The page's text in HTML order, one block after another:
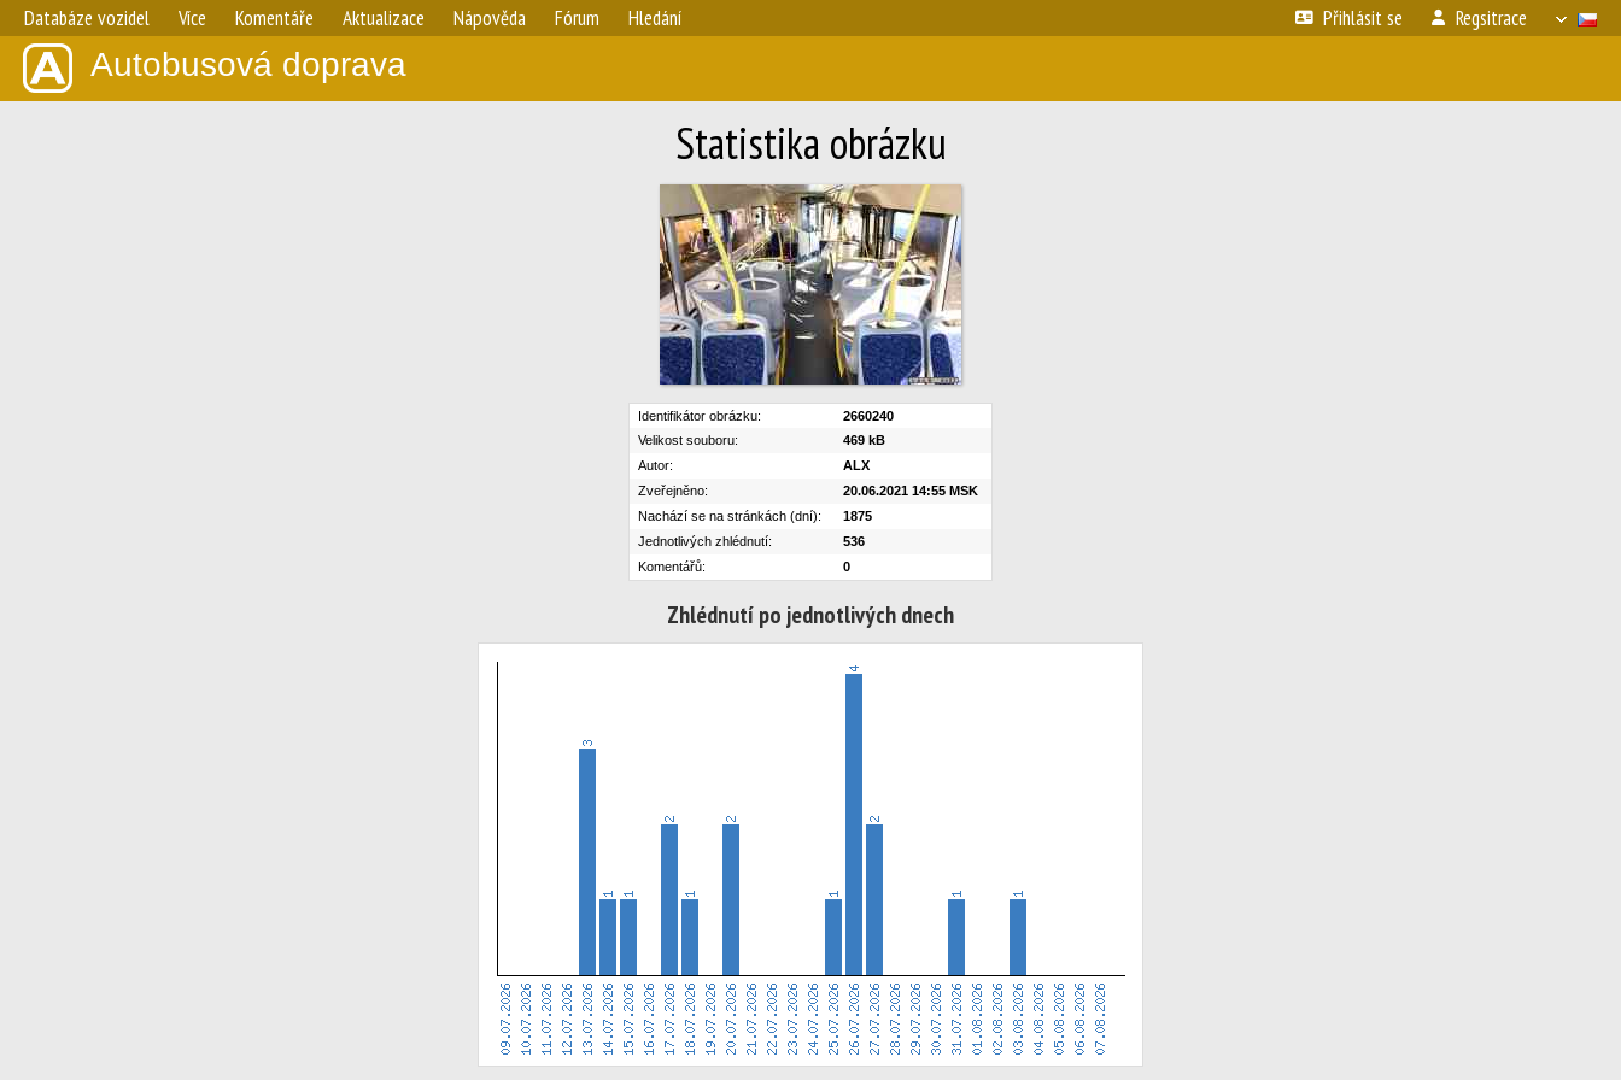
Databáze vozidel Více Komentáře Aktualizace Nápověda Fórum Hledání Přihlásit se Regsitrace
Autobusová doprava
Statistika obrázku
Identifikátor obrázku:
2660240
Velikost souboru:
469 kB
Autor:
ALX
Zveřejněno:
20.06.2021 14:55 MSK
Nachází se na stránkách (dní):
1875
Jednotlivých zhlédnutí:
536
Komentářů:
0
Zhlédnutí po jednotlivých dnech